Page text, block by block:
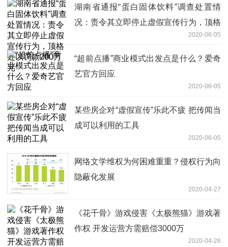
湖南省通报“蛋白固体饮料”调查处置情
况：责令其立即停止虚假宣传行为，顶格
2020-06-05
“超前点播”商业模式出发点是什么？爱奇
艺官方回应
2020-06-05
某些房企对“虚假宣传”乐此不疲 把传闻当
成可以利用的工具
2020-06-05
网络文学维权为何困难重重？侵权行为向
隐蔽化发展
2020-04-27
《花千骨》游戏侵害《太极熊猫》游戏著
作权 开发运营方需赔偿3000万
2020-04-26